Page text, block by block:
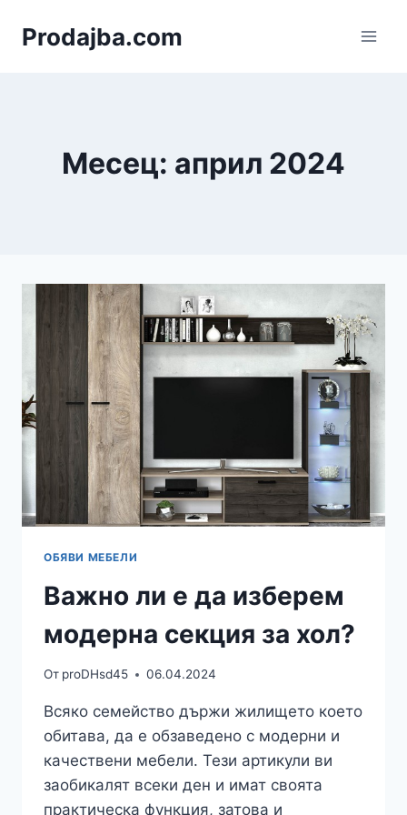
съдържанието
Prodajba.com
Месец: април 2024
ОБЯВИ МЕБЕЛИ
Важно ли е да изберем
модерна секция за хол?
От proDHsd45 06.04.2024
Всяко семейство държи жилището което
обитава, да е обзаведено с модерни и
качествени мебели. Тези артикули ви
заобикалят всеки ден и имат своята
практическа функция, затова и